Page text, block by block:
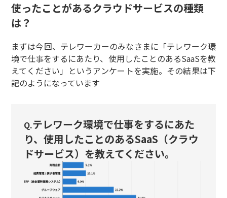
使ったことがあるクラウドサービスの種類
は？
まずは今回、テレワーカーのみなさまに「テレワーク環
境で仕事をするにあたり、使用したことのあるSaaSを教
えてください」というアンケートを実施。その結果は下
記のようになっています
Q.テレワーク環境で仕事をするにあた
り、使用したことのあるSaaS（クラウ
ドサービス）を教えてください。